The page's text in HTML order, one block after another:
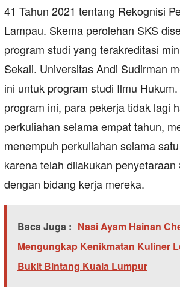
41 Tahun 2021 tentang Rekognisi
Lampau. Skema perolehan SKS
program studi yang terakreditasi
Sekali. Universitas Andi Sudirman
ini untuk program studi Ilmu
program ini, para pekerja tidak lagi
perkuliahan selama empat tahun,
menempuh perkuliahan selama
karena telah dilakukan penyetaraan
dengan bidang kerja mereka.
Baca Juga : Nasi Ayam Hainan
Mengungkap Kenikmatan Kuliner
Bukit Bintang Kuala Lumpur